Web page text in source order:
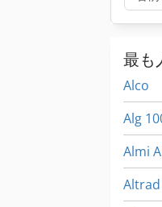
最も
Alco
Alg
Almi
Altrad